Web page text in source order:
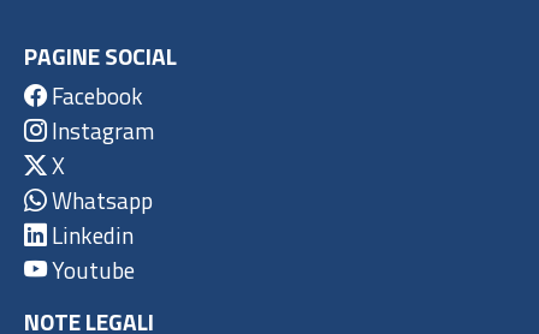
PAGINE SOCIAL
Facebook
Instagram
X
Whatsapp
Linkedin
Youtube
NOTE LEGALI